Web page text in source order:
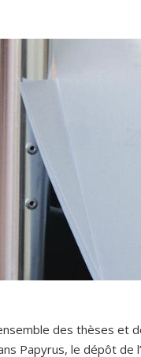
des thèses et
Papyrus, le dépôt de